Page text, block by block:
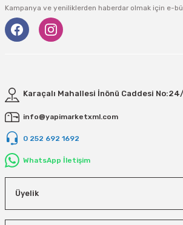
Kampanya ve yeniliklerden haberdar olmak için e-
Karaçalı Mahallesi İnönü Caddesi
info@yapimarketxml.com
0 252 692 1692
WhatsApp İletişim
Üyelik